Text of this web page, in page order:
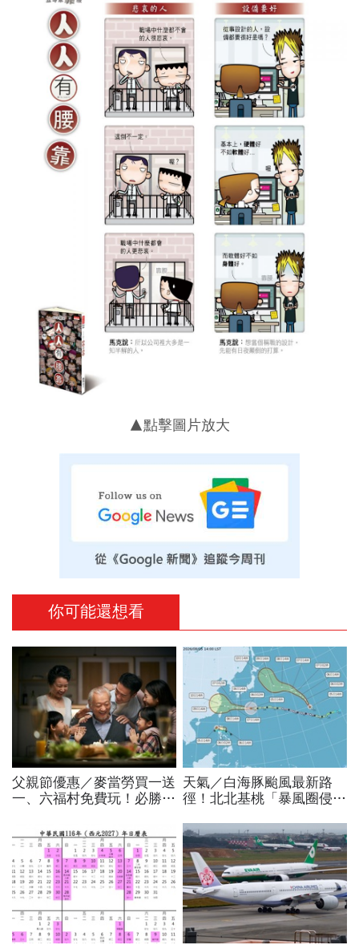
▲點擊圖片放大
你可能還想看
父親節優惠／麥當勞買一送
一、六福村免費玩！必勝
家速食餐飲飯店好康必收
天氣／白海豚颱風最新路
徑！北北基桃「暴風圈侵襲
長、三颱怎麼走，10日報
先看